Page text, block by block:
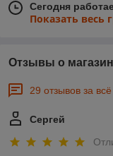
Сегодня
Показать весь
Отзывы о
29 отзывов за
Сергей